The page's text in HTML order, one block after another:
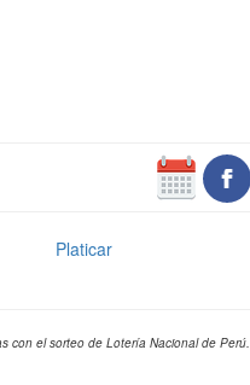
Platicar
con el sorteo de Lotería Nacional de Perú.